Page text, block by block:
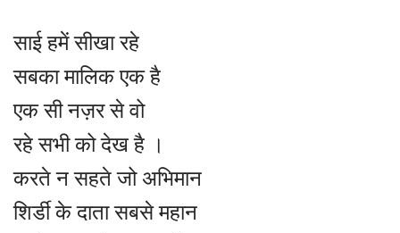
साई हमें सीखा रहे
सबका मालिक एक है
एक सी नज़र से वो
रहे सभी को देख है ।
करते न सहते जो अभिमान
शिर्डी के दाता सबसे महान